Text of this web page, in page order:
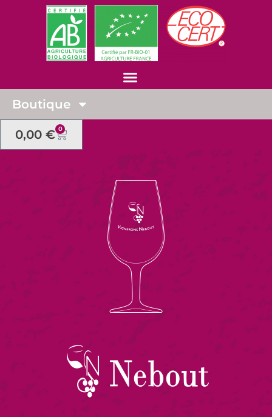
Boutique
0,00 € 0